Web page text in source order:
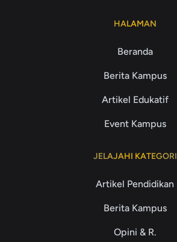
HALAMAN
Beranda
Berita Kampus
Artikel Edukatif
Event Kampus
JELAJAHI KATEGORI
Artikel Pendidikan
Berita Kampus
Opini & R.